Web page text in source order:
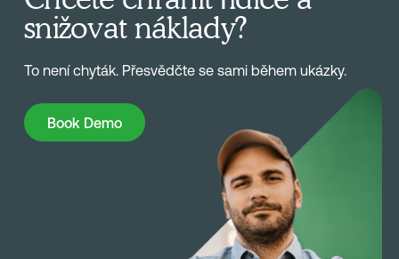
snižovat náklady?
To není chyták. Přesvědčte se sami během ukázky.
Book Demo
Book Demo